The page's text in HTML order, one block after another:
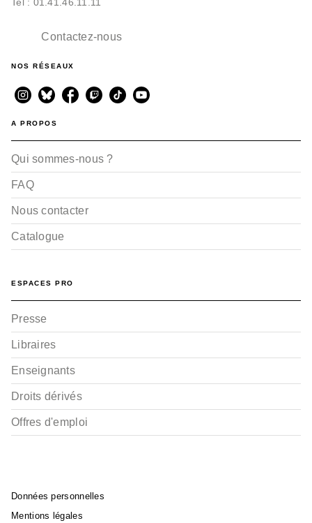
Contactez-nous
NOS RÉSEAUX
A PROPOS
Qui sommes-nous ?
FAQ
Nous contacter
Catalogue
ESPACES PRO
Presse
Libraires
Enseignants
Droits dérivés
Offres d'emploi
Données personnelles
Mentions légales